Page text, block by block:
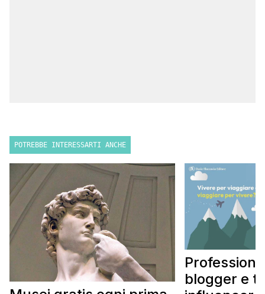
POTREBBE INTERESSARTI ANCHE
blogger e